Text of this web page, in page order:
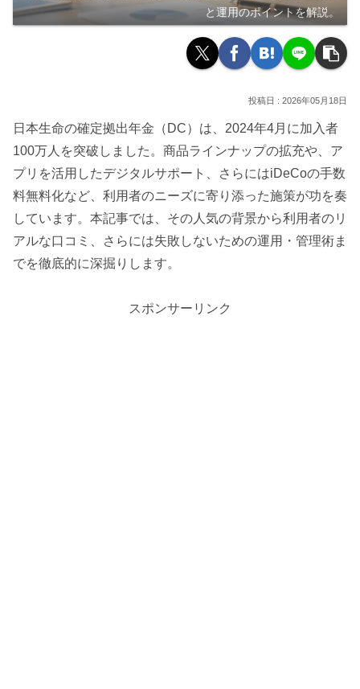
と運用のポイントを解説。
2026年05月18日
日本生命の確定拠出年金（DC）は、2024年4月に加入者
100万人を突破しました。商品ラインナップの拡充や、ア
プリを活用したデジタルサポート、さらにはiDeCoの手数
料無料化など、利用者のニーズに寄り添った施策が功を奏
しています。本記事では、その人気の背景から利用者のリ
アルな口コミ、さらには失敗しないための運用・管理術ま
でを徹底的に深掘りします。
スポンサーリンク